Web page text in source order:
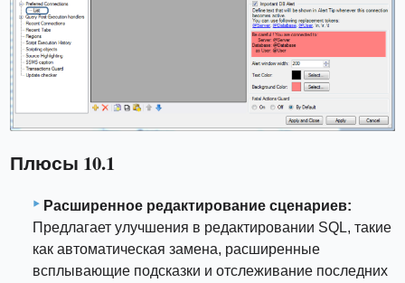
Плюсы 10.1
Расширенное редактирование сценариев:
Предлагает улучшения в редактировании SQL, такие
как автоматическая замена, расширенные
всплывающие подсказки и отслеживание последних